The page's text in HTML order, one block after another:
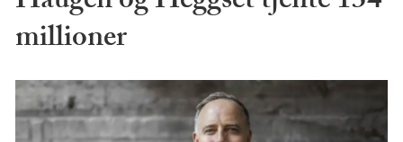
millioner